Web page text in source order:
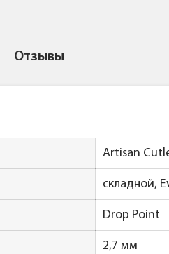
Отзывы
Artisan
складной,
Drop Point
2,7 мм